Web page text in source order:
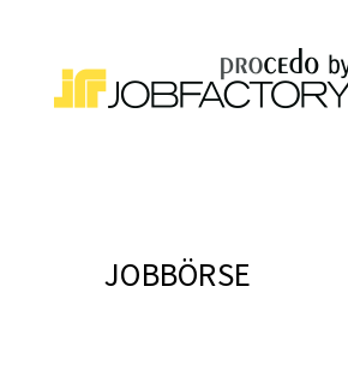
JOBBÖRSE